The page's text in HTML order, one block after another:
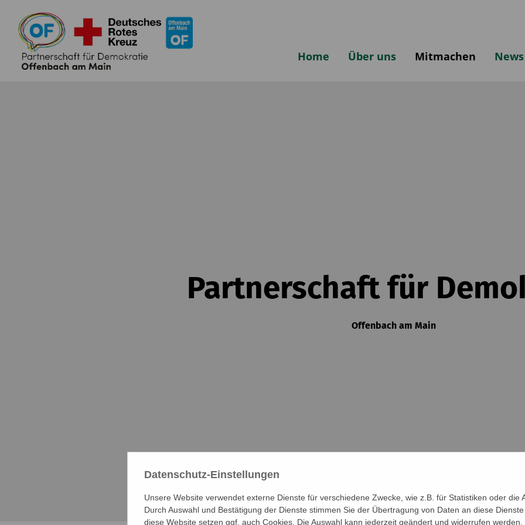
Home Über uns Mitmachen News
Partnerschaft für
Offenbach am Main
Datenschutz-Einstellungen
Unsere Website verwendet externe Dienste für verschiedene Zwecke, wie z.B. für Statistiken oder die
Durch Auswahl und Bestätigung der Dienste stimmen Sie der Übertragung von Daten an diese
diese Website setzen ggf. auch Cookies. Die Auswahl kann jederzeit geändert und widerrufen werden.